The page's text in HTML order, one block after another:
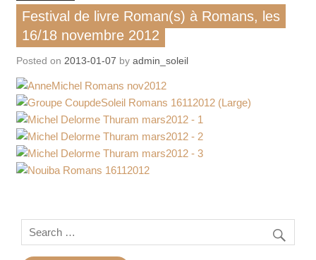
Festival de livre Roman(s) à Romans, les
16/18 novembre 2012
Posted on 2013-01-07 by admin_soleil